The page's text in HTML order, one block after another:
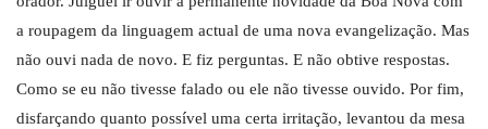
a roupagem da linguagem actual de uma nova evangelização. Mas
não ouvi nada de novo. E fiz perguntas. E não obtive respostas.
Como se eu não tivesse falado ou ele não tivesse ouvido. Por fim,
disfarçando quanto possível uma certa irritação, levantou da mesa